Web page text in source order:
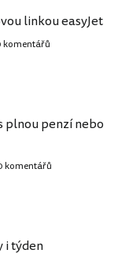
linkou easyJet
komentářů
plnou penzí nebo
komentářů
i týden